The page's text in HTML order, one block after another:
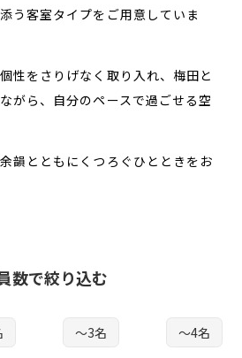
ログイン
う客室タイプをご用意していま
性をさりげなく取り入れ、梅田と
がら、自分のペースで過ごせる空
韻とともにくつろぐひとときをお
数で絞り込む
〜3名 〜4名